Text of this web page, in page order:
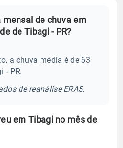
mensal de chuva em
de Tibagi - PR?
a chuva média é de 63
- PR.
de reanálise ERA5.
em Tibagi no mês de